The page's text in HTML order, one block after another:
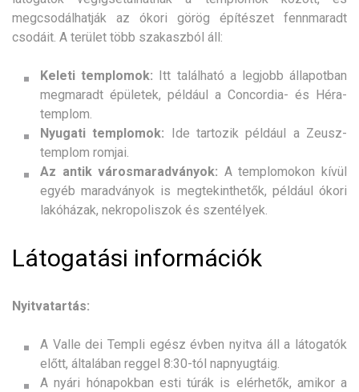
megcsodálhatják az ókori görög építészet fennmaradt
csodáit. A terület több szakaszból áll:
Keleti templomok: Itt található a legjobb állapotban
megmaradt épületek, például a Concordia- és Héra-
templom.
Nyugati templomok: Ide tartozik például a Zeusz-
templom romjai.
Az antik városmaradványok: A templomokon kívül
egyéb maradványok is megtekinthetők, például ókori
lakóházak, nekropoliszok és szentélyek.
Látogatási információk
Nyitvatartás:
A Valle dei Templi egész évben nyitva áll a látogatók
előtt, általában reggel 8:30-tól napnyugtáig.
A nyári hónapokban esti túrák is elérhetők, amikor a